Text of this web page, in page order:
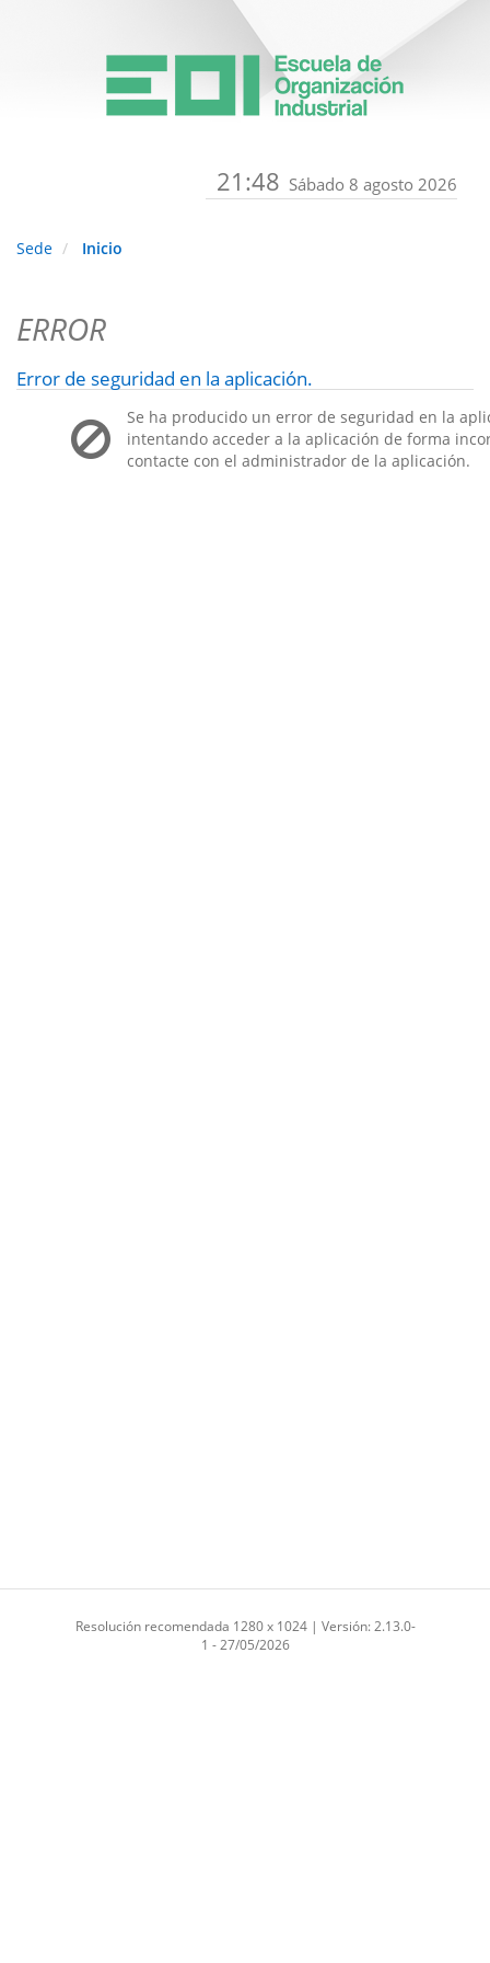
21:48 Sábado 8 agosto 2026
Sede Inicio
ERROR
Error de seguridad en la aplicación.
Se ha producido un error de seguridad en la
intentando acceder a la aplicación de forma
contacte con el administrador de la aplicación.
Resolución recomendada 1280 x 1024 | Versión: 2.13.0-
1 - 27/05/2026